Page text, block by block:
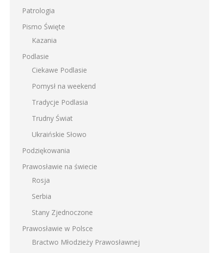
Patrologia
Pismo Święte
Kazania
Podlasie
Ciekawe Podlasie
Pomysł na weekend
Tradycje Podlasia
Trudny Świat
Ukraińskie Słowo
Podziękowania
Prawosławie na świecie
Rosja
Serbia
Stany Zjednoczone
Prawosławie w Polsce
Bractwo Młodzieży Prawosławnej